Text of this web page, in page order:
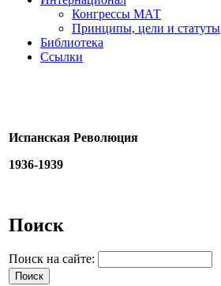
Конгрессы МАТ
Принципы, цели и статуты
Библиотека
Ссылки
Испанская Революция
1936-1939
Поиск
Поиск на сайте: